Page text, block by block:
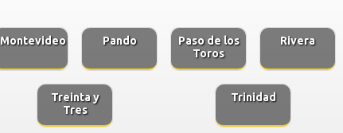
Montevideo Pando
Paso de los
Toros
Rivera
Treinta y
Tres
Trinidad